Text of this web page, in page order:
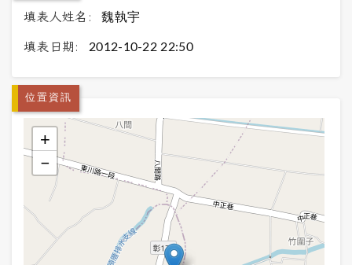
填表人姓名: 魏執宇
填表日期: 2012-10-22 22:50
位置資訊
+
−